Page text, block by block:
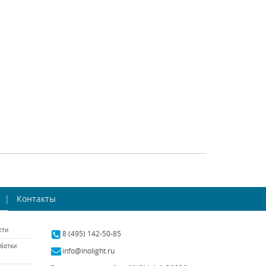
Novotech
6 шт.
2910 р.
Встраиваемый
светильник Novotech
В наличии 122 шт.
Контакты
8 (495) 142-50-85
info@inolight.ru